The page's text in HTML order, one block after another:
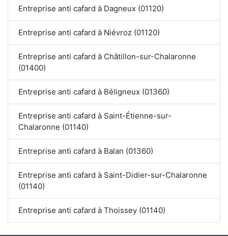
Entreprise anti cafard à Dagneux (01120)
Entreprise anti cafard à Niévroz (01120)
Entreprise anti cafard à Châtillon-sur-Chalaronne
(01400)
Entreprise anti cafard à Béligneux (01360)
Entreprise anti cafard à Saint-Étienne-sur-
Chalaronne (01140)
Entreprise anti cafard à Balan (01360)
Entreprise anti cafard à Saint-Didier-sur-Chalaronne
(01140)
Entreprise anti cafard à Thoissey (01140)